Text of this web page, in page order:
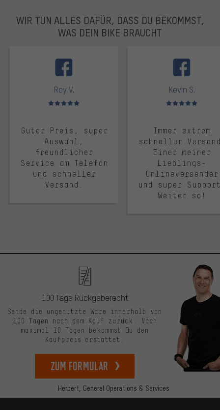
WIR TUN ALLES DAFÜR, DASS DU BEKOMMST,
WAS DEIN BIKE BRAUCHT
Roy V.
Bewertungen: 5 von 5
Guter Preis, super
Auswahl,
freundlicher
Service am Telefon
und schneller
Versand.
Kevin S.
Bewertungen: 5 von 5
Immer extrem
schneller
Einer meiner
Lieblings-
Onlineversender
und super
Weiter so!
Herbert, General Operations & Services
100 Tage Rückgaberecht
Sende die ungenutzte Ware innerhalb von
100 Tagen nach dem Kauf zurück. Nach
maximal 10 Tagen bekommst Du den
Kaufpreis erstattet.
zum Formular